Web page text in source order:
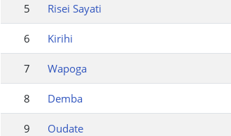
5 Risei Sayati
6 Kirihi
7 Wapoga
8 Demba
9 Oudate